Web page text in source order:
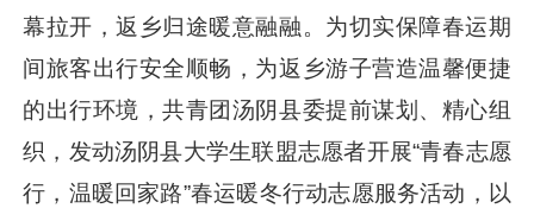
幕拉开，返乡归途暖意融融。为切实保障春运期
间旅客出行安全顺畅，为返乡游子营造温馨便捷
的出行环境，共青团汤阴县委提前谋划、精心组
织，发动汤阴县大学生联盟志愿者开展“青春志愿
行，温暖回家路”春运暖冬行动志愿服务活动，以